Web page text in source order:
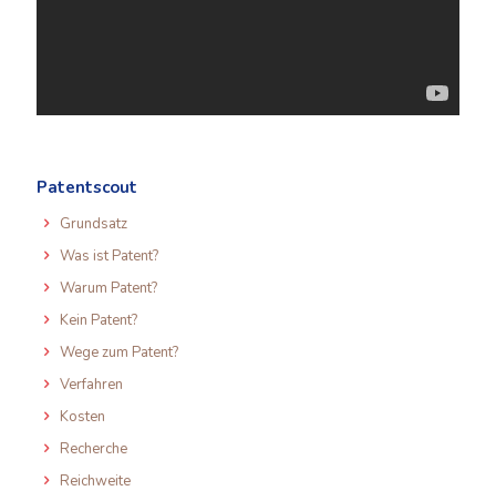
Patentscout
Grundsatz
Was ist Patent?
Warum Patent?
Kein Patent?
Wege zum Patent?
Verfahren
Kosten
Recherche
Reichweite